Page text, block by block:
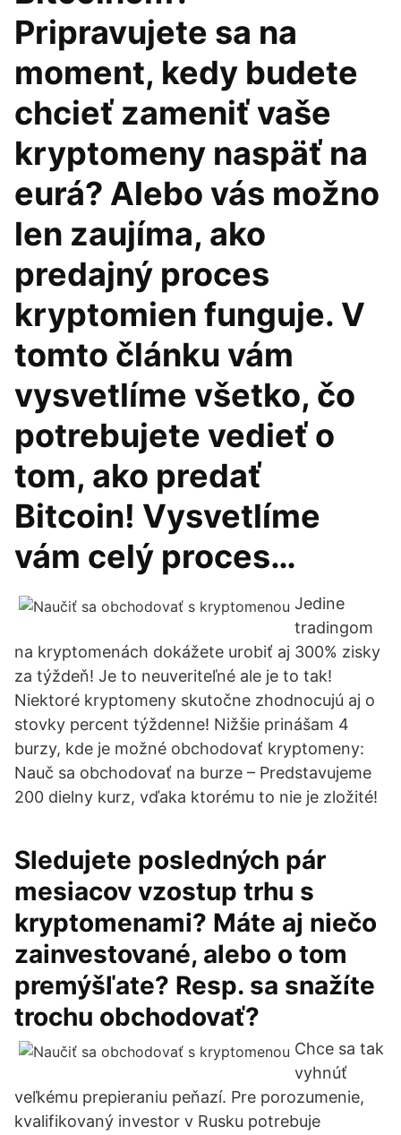
Pripravujete sa na
moment, kedy budete
chcieť zameniť vaše
kryptomeny naspäť na
eurá? Alebo vás možno
len zaujíma, ako
predajný proces
kryptomien funguje. V
tomto článku vám
vysvetlíme všetko, čo
potrebujete vedieť o
tom, ako predať
Bitcoin! Vysvetlíme
vám celý proces…
Jedine
tradingom
na kryptomenách dokážete urobiť aj 300% zisky
za týždeň! Je to neuveriteľné ale je to tak!
Niektoré kryptomeny skutočne zhodnocujú aj o
stovky percent týždenne! Nižšie prinášam 4
burzy, kde je možné obchodovať kryptomeny:
Nauč sa obchodovať na burze – Predstavujeme
200 dielny kurz, vďaka ktorému to nie je zložité!
Sledujete posledných pár
mesiacov vzostup trhu s
kryptomenami? Máte aj niečo
zainvestované, alebo o tom
premýšľate? Resp. sa snažíte
trochu obchodovať?
Chce sa tak
vyhnúť
veľkému prepieraniu peňazí. Pre porozumenie,
kvalifikovaný investor v Rusku potrebuje